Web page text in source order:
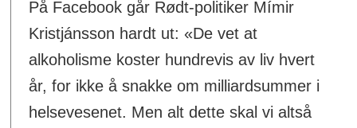
På Facebook går Rødt-politiker Mímir
Kristjánsson hardt ut: «De vet at
alkoholisme koster hundrevis av liv hvert
år, for ikke å snakke om milliardsummer i
helsevesenet. Men alt dette skal vi altså